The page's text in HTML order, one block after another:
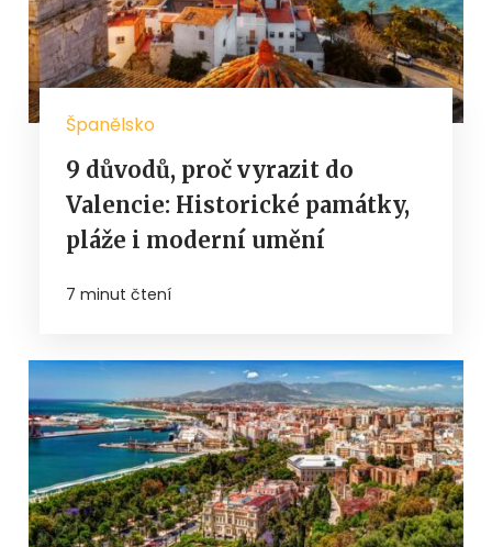
Španělsko
9 důvodů, proč vyrazit do
Valencie: Historické památky,
pláže i moderní umění
7 minut čtení